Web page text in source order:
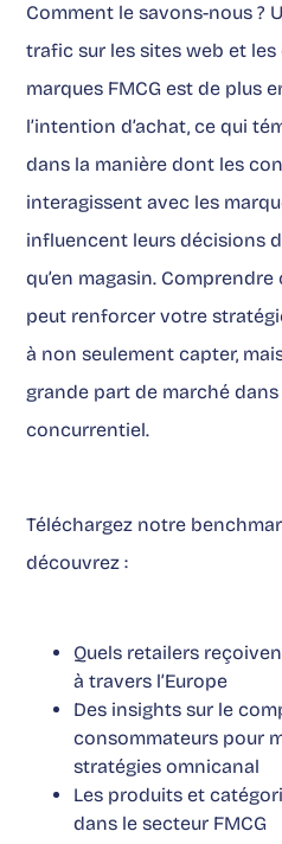
Comment le savons-nous ?
trafic sur les sites web et
marques FMCG est de plus
l’intention d’achat, ce qui
dans la manière dont les
interagissent avec les
influencent leurs décisions
qu’en magasin.
peut renforcer votre
à non seulement capter,
grande part de marché
concurrentiel.
Téléchargez notre
découvrez :
Quels retailers
à travers l’Europe
Des insights sur le
consommateurs pour
stratégies omnicanal
Les produits et
dans le secteur FMCG